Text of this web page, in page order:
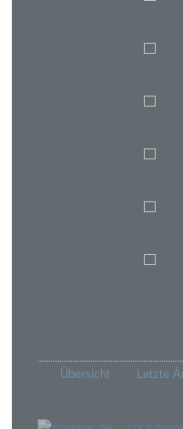
Übersicht Letzte